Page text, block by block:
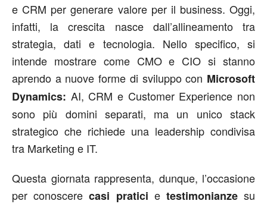
e CRM per generare valore per il business. Oggi,
infatti, la crescita nasce dall’allineamento tra
strategia, dati e tecnologia. Nello specifico, si
intende mostrare come CMO e CIO si stanno
aprendo a nuove forme di sviluppo con Microsoft
Dynamics: AI, CRM e Customer Experience non
sono più domini separati, ma un unico stack
strategico che richiede una leadership condivisa
tra Marketing e IT.
Questa giornata rappresenta, dunque, l’occasione
per conoscerecasi pratici e testimonianzesu